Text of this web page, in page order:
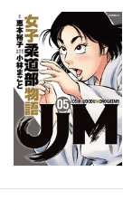
ポイント